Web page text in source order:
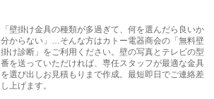
「壁掛け金具の種類が多過ぎて、何を選んだら良いか
分からない」…そんな方はカトー電器商会の「無料壁
掛け診断」をご利用ください。壁の写真とテレビの型
番を送っていただければ、専任スタッフが最適な金具
を選び出しお見積もりまで作成。最短即日でご連絡差
し上げます。